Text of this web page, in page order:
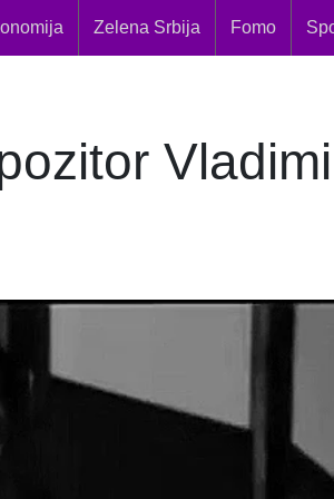
Zelena Srbija Fomo